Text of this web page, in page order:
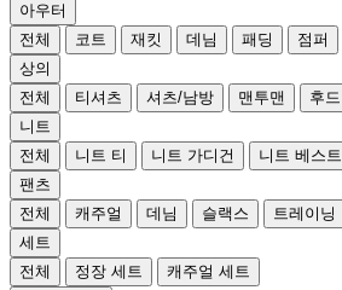
아우터
전체
코트 재킷 데님 패딩 점퍼
상의
전체
티셔츠 셔츠/남방 맨투맨 후드
니트
전체
니트 티 니트 가디건 니트 베스트
팬츠
전체
캐주얼 데님 슬랙스
트레이닝
세트
전체
정장 세트
캐주얼 세트